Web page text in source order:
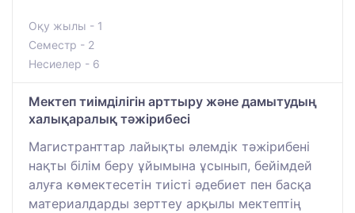
Оқу жылы - 1
Семестр - 2
Несиелер - 6
Мектеп тиімділігін арттыру және дамытудың
халықаралық тәжірибесі
Магистранттар лайықты әлемдік тәжірибені
нақты білім беру ұйымына ұсынып, бейімдей
алуға көмектесетін тиісті әдебиет пен басқа
материалдарды зерттеу арқылы мектептің